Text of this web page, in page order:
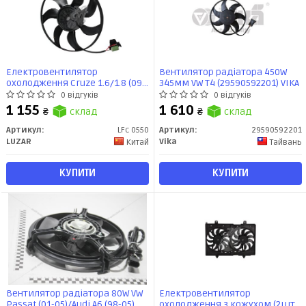
Електровентилятор
охолодження Cruze 1.6/1.8 (09-)
МКПП (LFc 0550) Luzar
0 відгуків
1 155 ₴ склад
Артикул:
LFc 0550
LUZAR
Китай
КУПИТИ
Вентилятор радіатора 450W
345мм VW T4 (29590592201) VIKA
0 відгуків
1 610 ₴ склад
Артикул:
29590592201
Vika
Тайвань
КУПИТИ
Вентилятор радіатора 80W VW
Електровентилятор